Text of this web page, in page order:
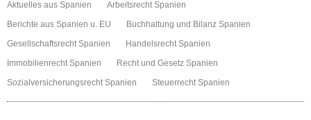
Aktuelles aus Spanien
Arbeitsrecht Spanien
Berichte aus Spanien u. EU
Buchhaltung und Bilanz Spanien
Gesellschaftsrecht Spanien
Handelsrecht Spanien
Immobilienrecht Spanien
Recht und Gesetz Spanien
Sozialversicherungsrecht Spanien
Steuerrecht Spanien